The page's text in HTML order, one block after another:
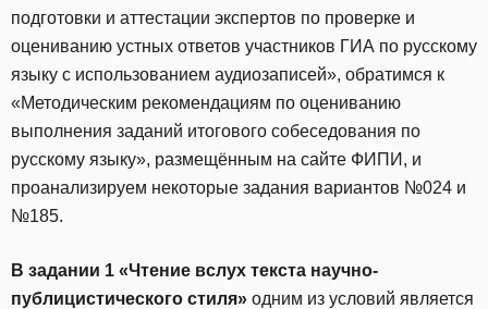
подготовки и аттестации экспертов по проверке и
оцениванию устных ответов участников ГИА по русскому
языку с использованием аудиозаписей», обратимся к
«Методическим рекомендациям по оцениванию
выполнения заданий итогового собеседования по
русскому языку», размещённым на сайте ФИПИ, и
проанализируем некоторые задания вариантов №024 и
№185.
В задании 1 «Чтение вслух текста научно-
публицистического стиля» одним из условий является